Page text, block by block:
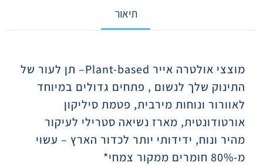
תיאור
מוצצי אולטרה אייר Plant-based– תן לעור של
התינוק שלך לנשום , פתחים גדולים במיוחד
לאוורור ונוחות מירבית, פטמת סיליקון
אורטודונטית, מארז נשיאה סטרילי לעיקור
מהיר ונוח, ידידותי יותר לכדור הארץ – עשוי
מ-80% חומרים ממקור צמחי*